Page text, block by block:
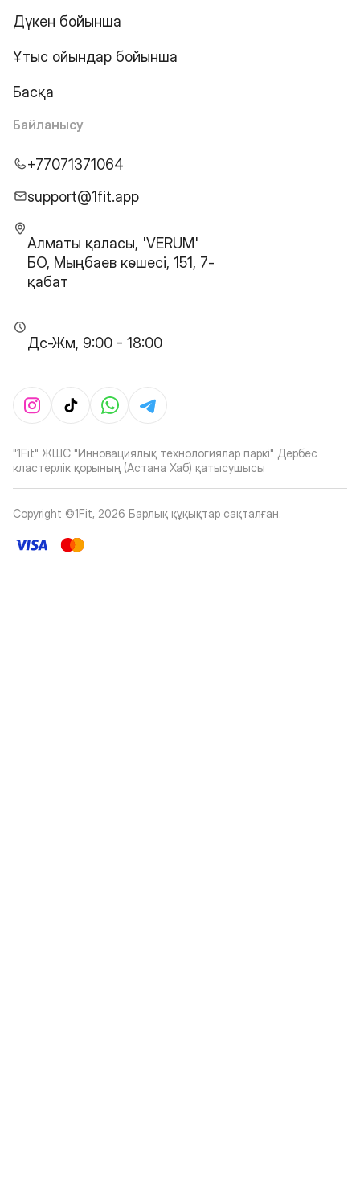
Дүкен бойынша
Ұтыс ойындар бойынша
Басқа
Байланысу
+77071371064
support@1fit.app
Алматы қаласы, 'VERUM'
БО, Мыңбаев көшесі, 151, 7-
қабат
Дс-Жм, 9:00 - 18:00
"1Fit" ЖШС "Инновациялық технологиялар паркі" Дербес
кластерлік қорының (Астана Хаб) қатысушысы
Copyright ©1Fit, 2026 Барлық құқықтар сақталған.